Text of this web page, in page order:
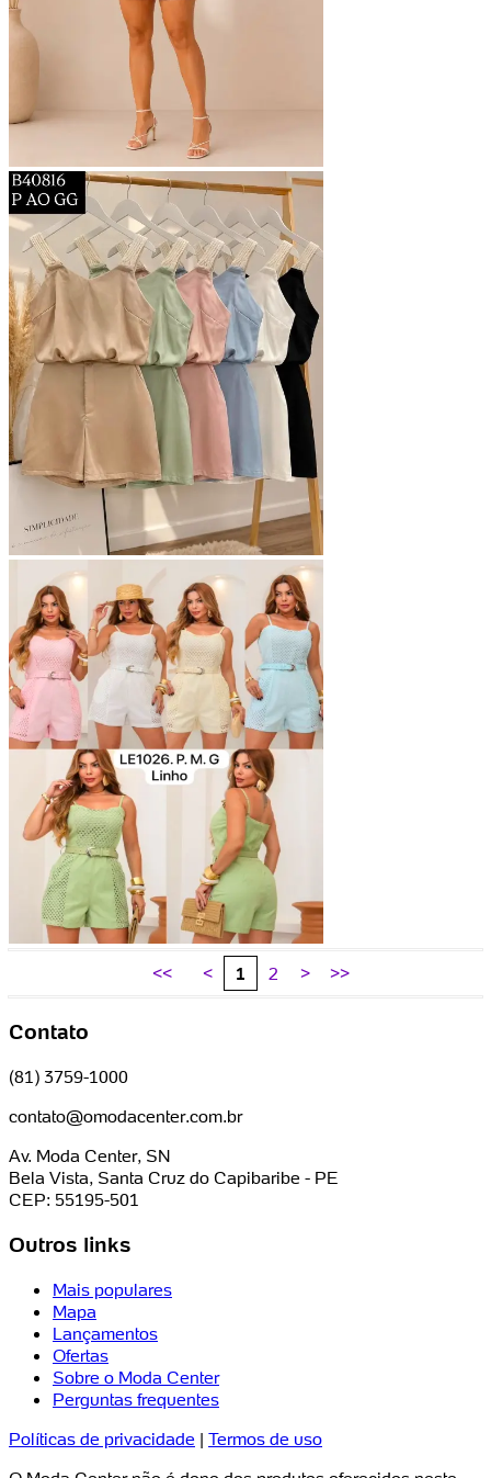
<< < 1 2 > >>
Contato
(81) 3759-1000
contato@omodacenter.com.br
Av. Moda Center, SN
Bela Vista, Santa Cruz do Capibaribe - PE
CEP: 55195-501
Outros links
Mais populares
Mapa
Lançamentos
Ofertas
Sobre o Moda Center
Perguntas frequentes
Políticas de privacidade | Termos de uso